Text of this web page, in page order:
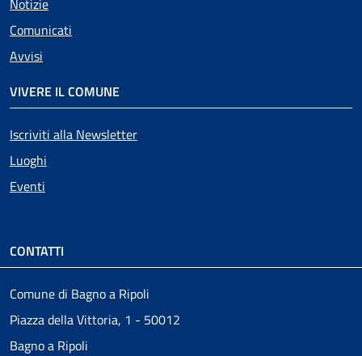
Comunicati
Avvisi
VIVERE IL COMUNE
Iscriviti alla Newsletter
Luoghi
Eventi
CONTATTI
Comune di Bagno a Ripoli
Piazza della Vittoria, 1 - 50012
Bagno a Ripoli